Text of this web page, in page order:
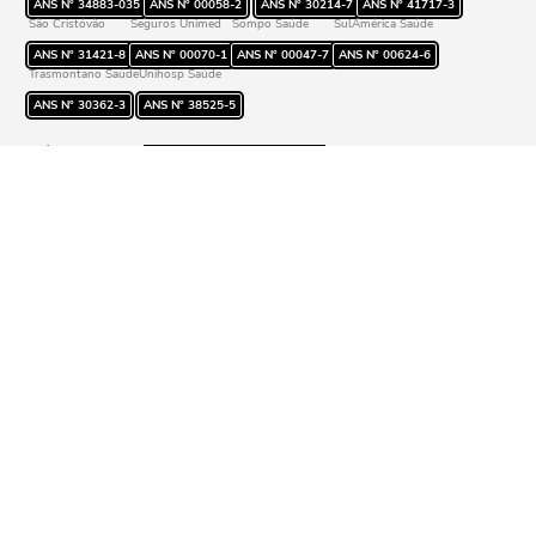
ANS Nº 34883-035 ANS Nº 00058-2
ANS Nº 30214-7 ANS Nº 41717-3
São Cristóvão
ANS Nº 31421-8
Seguros Unimed
ANS Nº 00070-1
Sompo Saúde
ANS Nº 00047-7
SulAmérica Saúde
ANS Nº 00624-6
Trasmontano Saúde
ANS Nº 30362-3
Unihosp Saúde
ANS Nº 38525-5